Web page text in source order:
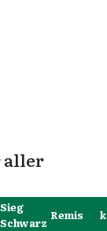
aller
Sieg
Schwarz
Remis